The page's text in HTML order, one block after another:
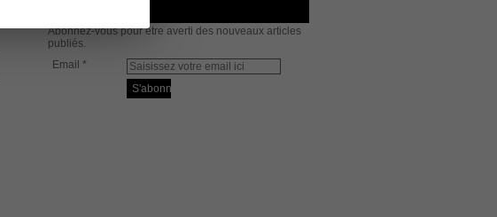
Abonnez-vous pour être averti des nouveaux articles
publiés.
Email